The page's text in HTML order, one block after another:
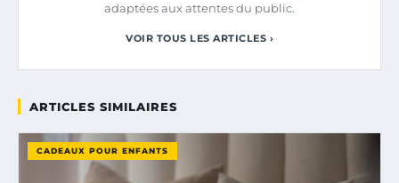
adaptées aux attentes du public.
VOIR TOUS LES ARTICLES ›
ARTICLES SIMILAIRES
CADEAUX POUR ENFANTS